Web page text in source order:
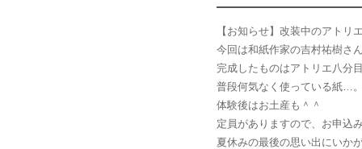
【お知らせ】改装中のアトリ
今回は和紙作家の吉村祐樹さ
完成したものはアトリエ八分
普段何気なく使っている紙…
体験後はお土産も＾＾
定員がありますので、お申込
夏休みの最後の思い出にいか